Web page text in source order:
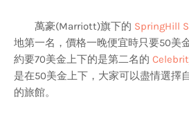
萬豪(Marriott)旗下的 SpringHill
地第一名，價格一晚便宜時只要50美
約要70美金上下的是第二名的
是在50美金上下，大家可以盡情選擇
的旅館。